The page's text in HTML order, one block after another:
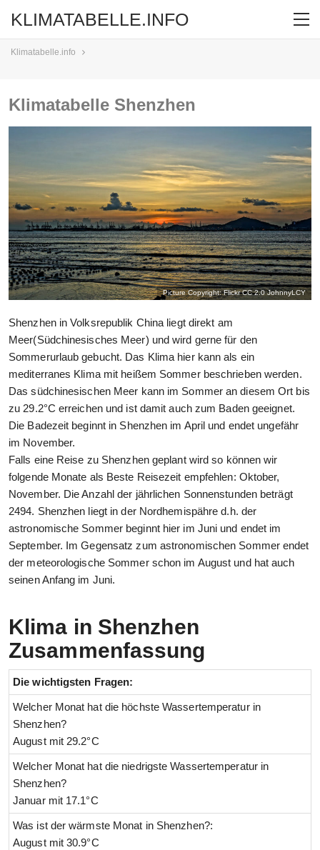
KLIMATABELLE.INFO
Klimatabelle.info
Klimatabelle Shenzhen
Picture Copyright: Flickr CC 2.0JohnnyLCY
Shenzhen in Volksrepublik China liegt direkt am
Meer(Südchinesisches Meer) und wird gerne für den
Sommerurlaub gebucht. Das Klima hier kann als ein
mediterranes Klima mit heißem Sommer beschrieben werden.
Das südchinesischen Meer kann im Sommer an diesem Ort bis
zu 29.2°C erreichen und ist damit auch zum Baden geeignet.
Die Badezeit beginnt in Shenzhen im April und endet ungefähr
im November.
Falls eine Reise zu Shenzhen geplant wird so können wir
folgende Monate als Beste Reisezeit empfehlen: Oktober,
November. Die Anzahl der jährlichen Sonnenstunden beträgt
2494. Shenzhen liegt in der Nordhemispähre d.h. der
astronomische Sommer beginnt hier im Juni und endet im
September. Im Gegensatz zum astronomischen Sommer endet
der meteorologische Sommer schon im August und hat auch
seinen Anfang im Juni.
Klima in Shenzhen
Zusammenfassung
Die wichtigsten Fragen:
Welcher Monat hat die höchste Wassertemperatur in
Shenzhen?
August mit 29.2°C
Welcher Monat hat die niedrigste Wassertemperatur in
Shenzhen?
Januar mit 17.1°C
Was ist der wärmste Monat in Shenzhen?:
August mit 30.9°C